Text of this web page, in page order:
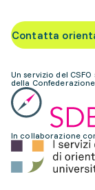
Contatta
Un servizio del
della Confederazione
In collaborazione